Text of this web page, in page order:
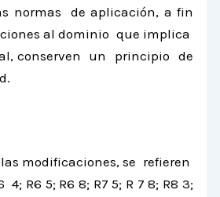
normas de aplicación, a fin
al dominio que implica
conserven un principio de
modificaciones, se refieren
R6 5; R6 8; R7 5; R 7 8; R8 3;